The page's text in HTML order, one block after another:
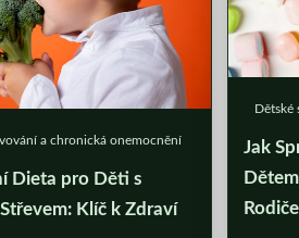
a chronická onemocnění
Dieta pro Děti s
Klíč k Zdraví
Dětské
Jak
Rodiče